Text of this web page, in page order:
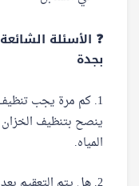
❓ الأسئلة
بجدة
1. كم مرة يجب تنظيف الخزان؟
المياه.